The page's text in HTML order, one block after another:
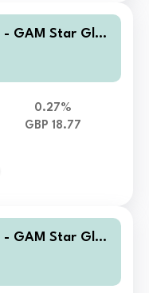
GAM Star Glob
T Hedged
0.27%
GBP 18.77
GAM Star Glob
Hedged EUR A